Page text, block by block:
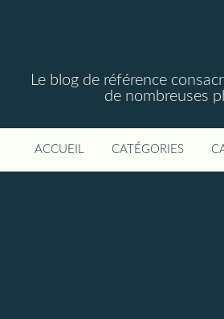
Le blog de référence
de nombreuses
ACCUEIL CATÉGORIES